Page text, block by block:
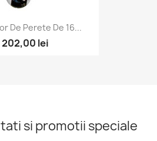
De Perete De 16...
202,00 lei
si promotii speciale